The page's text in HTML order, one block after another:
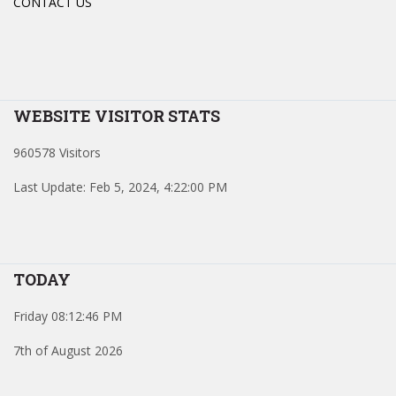
WEBSITE VISITOR STATS
960578 Visitors
Last Update: Feb 5, 2024, 4:22:00 PM
TODAY
Friday 08:12:46 PM
7th of August 2026